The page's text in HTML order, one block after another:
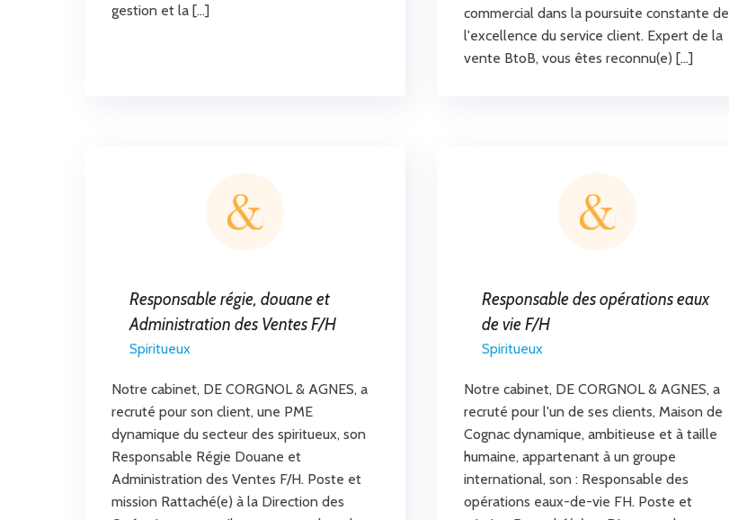
gestion et la […]
commercial dans la poursuite constante de
l'excellence du service client. Expert de la
vente BtoB, vous êtes reconnu(e) […]
Responsable régie, douane et
Administration des Ventes F/H
Spiritueux
Notre cabinet, DE CORGNOL & AGNES, a
recruté pour son client, une PME
dynamique du secteur des spiritueux, son
Responsable Régie Douane et
Administration des Ventes F/H. Poste et
mission Rattaché(e) à la Direction des
Responsable des opérations eaux
de vie F/H
Spiritueux
Notre cabinet, DE CORGNOL & AGNES, a
recruté pour l'un de ses clients, Maison de
Cognac dynamique, ambitieuse et à taille
humaine, appartenant à un groupe
international, son : Responsable des
opérations eaux-de-vie FH. Poste et